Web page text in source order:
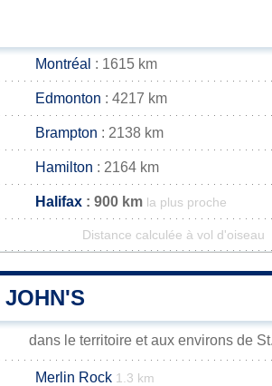
Montréal : 1615 km
Edmonton : 4217 km
Brampton : 2138 km
Hamilton : 2164 km
Halifax : 900 km la plus proche
Distance calculée à vol d'oiseau
JOHN'S
dans le territoire et aux environs de
Merlin Rock 1.3 km